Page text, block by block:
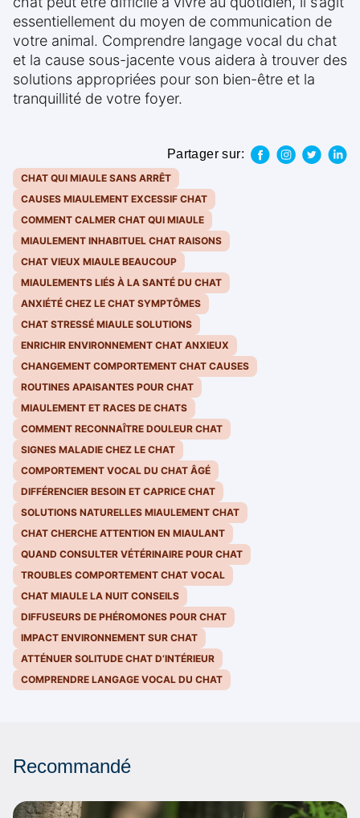
essentiellement du moyen de communication de
votre animal. Comprendre langage vocal du chat
et la cause sous-jacente vous aidera à trouver des
solutions appropriées pour son bien-être et la
tranquillité de votre foyer.
Partager sur:
CHAT QUI MIAULE SANS ARRÊT
CAUSES MIAULEMENT EXCESSIF CHAT
COMMENT CALMER CHAT QUI MIAULE
MIAULEMENT INHABITUEL CHAT RAISONS
CHAT VIEUX MIAULE BEAUCOUP
MIAULEMENTS LIÉS À LA SANTÉ DU CHAT
ANXIÉTÉ CHEZ LE CHAT SYMPTÔMES
CHAT STRESSÉ MIAULE SOLUTIONS
ENRICHIR ENVIRONNEMENT CHAT ANXIEUX
CHANGEMENT COMPORTEMENT CHAT CAUSES
ROUTINES APAISANTES POUR CHAT
MIAULEMENT ET RACES DE CHATS
COMMENT RECONNAÎTRE DOULEUR CHAT
SIGNES MALADIE CHEZ LE CHAT
COMPORTEMENT VOCAL DU CHAT ÂGÉ
DIFFÉRENCIER BESOIN ET CAPRICE CHAT
SOLUTIONS NATURELLES MIAULEMENT CHAT
CHAT CHERCHE ATTENTION EN MIAULANT
QUAND CONSULTER VÉTÉRINAIRE POUR CHAT
TROUBLES COMPORTEMENT CHAT VOCAL
CHAT MIAULE LA NUIT CONSEILS
DIFFUSEURS DE PHÉROMONES POUR CHAT
IMPACT ENVIRONNEMENT SUR CHAT
ATTÉNUER SOLITUDE CHAT D’INTÉRIEUR
COMPRENDRE LANGAGE VOCAL DU CHAT
Recommandé